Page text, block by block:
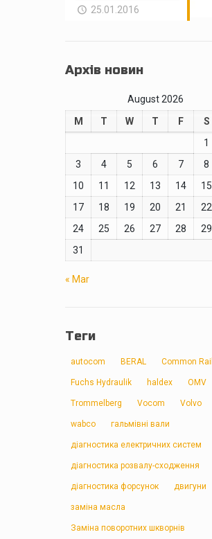
25.01.2016
Архів новин
August 2026
M
T W T F S
1
3
4 5 6 7 8
10
11 12 13 14 15
17
18 19 20 21 22
24
25 26 27 28 29
31
« Mar
Теги
autocom BERAL Common Rail
Fuchs Hydraulik haldex OMV
Trommelberg Vocom Volvo
wabco гальмівні вали
діагностика електричних систем
діагностика розвалу-сходження
діагностика форсунок двигуни
заміна масла
Заміна поворотних шкворнів